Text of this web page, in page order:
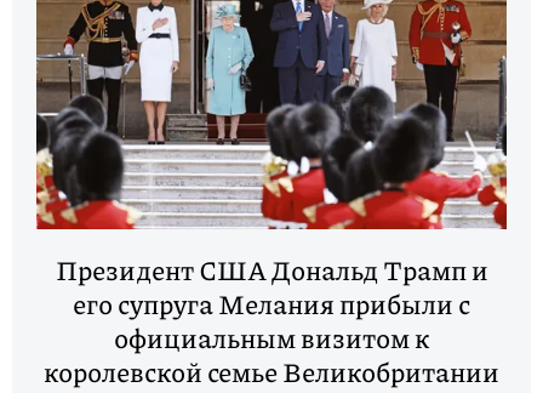
Президент США Дональд Трамп и
его супруга Мелания прибыли с
официальным визитом к
королевской семье Великобритании